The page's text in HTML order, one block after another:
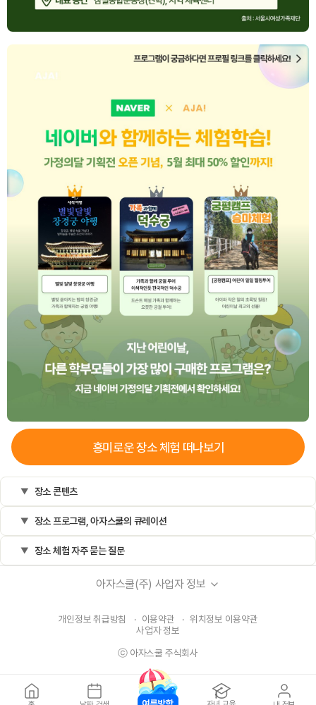
흥미로운장소체험 떠나보기
장소 콘텐츠
장소 프로그램, 아자스쿨의 큐레이션
장소 체험 자주 묻는 질문
아자스쿨(주) 사업자 정보
문의 가능시간
개인정보 취급방침 · 이용약관 · 위치정보 이용약관
사업자 정보
ⓒ 아자스쿨 주식회사